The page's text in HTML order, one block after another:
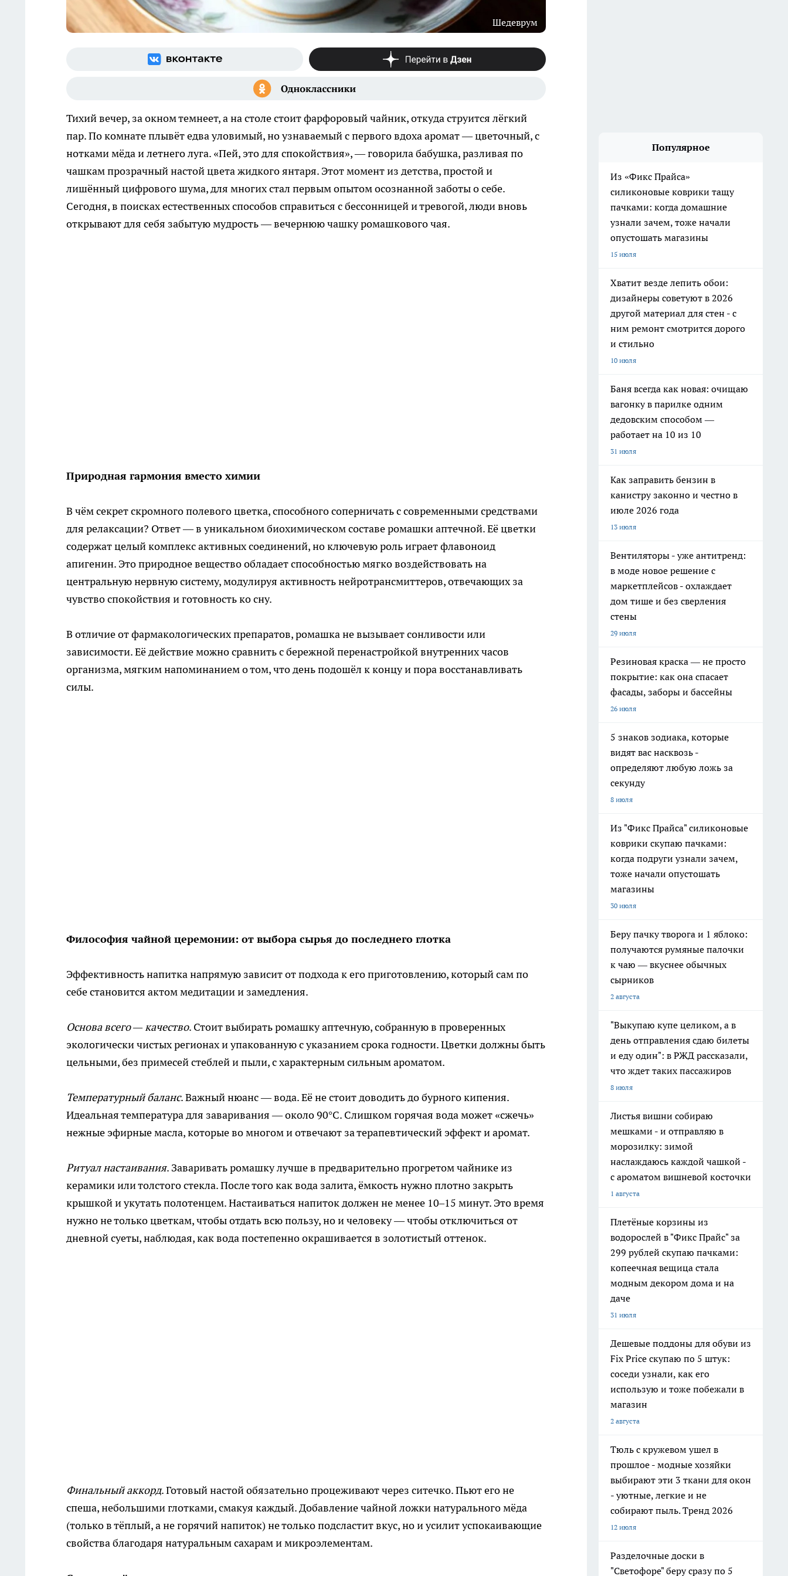
Шедеврум
Тихий вечер, за окном темнеет, а на столе стоит фарфоровый чайник, откуда струится лёгкий
пар. По комнате плывёт едва уловимый, но узнаваемый с первого вдоха аромат — цветочный, с
нотками мёда и летнего луга. «Пей, это для спокойствия», — говорила бабушка, разливая по
чашкам прозрачный настой цвета жидкого янтаря. Этот момент из детства, простой и
лишённый цифрового шума, для многих стал первым опытом осознанной заботы о себе.
Сегодня, в поисках естественных способов справиться с бессонницей и тревогой, люди вновь
открывают для себя забытую мудрость — вечернюю чашку ромашкового чая.
Природная гармония вместо химии
В чём секрет скромного полевого цветка, способного соперничать с современными средствами
для релаксации? Ответ — в уникальном биохимическом составе ромашки аптечной. Её цветки
содержат целый комплекс активных соединений, но ключевую роль играет флавоноид
апигенин. Это природное вещество обладает способностью мягко воздействовать на
центральную нервную систему, модулируя активность нейротрансмиттеров, отвечающих за
чувство спокойствия и готовность ко сну.
В отличие от фармакологических препаратов, ромашка не вызывает сонливости или
зависимости. Её действие можно сравнить с бережной перенастройкой внутренних часов
организма, мягким напоминанием о том, что день подошёл к концу и пора восстанавливать
силы.
Философия чайной церемонии: от выбора сырья до последнего глотка
Эффективность напитка напрямую зависит от подхода к его приготовлению, который сам по
себе становится актом медитации и замедления.
Основа всего — качество. Стоит выбирать ромашку аптечную, собранную в проверенных
экологически чистых регионах и упакованную с указанием срока годности. Цветки должны быть
цельными, без примесей стеблей и пыли, с характерным сильным ароматом.
Температурный баланс. Важный нюанс — вода. Её не стоит доводить до бурного кипения.
Идеальная температура для заваривания — около 90°C. Слишком горячая вода может «сжечь»
нежные эфирные масла, которые во многом и отвечают за терапевтический эффект и аромат.
Ритуал настаивания. Заваривать ромашку лучше в предварительно прогретом чайнике из
керамики или толстого стекла. После того как вода залита, ёмкость нужно плотно закрыть
крышкой и укутать полотенцем. Настаиваться напиток должен не менее 10–15 минут. Это время
нужно не только цветкам, чтобы отдать всю пользу, но и человеку — чтобы отключиться от
дневной суеты, наблюдая, как вода постепенно окрашивается в золотистый оттенок.
Финальный аккорд. Готовый настой обязательно процеживают через ситечко. Пьют его не
спеша, небольшими глотками, смакуя каждый. Добавление чайной ложки натурального мёда
(только в тёплый, а не горячий напиток) не только подсластит вкус, но и усилит успокаивающие
свойства благодаря натуральным сахарам и микроэлементам.
Популярное
Из «Фикс Прайса»
силиконовые коврики тащу
пачками: когда домашние
узнали зачем, тоже начали
опустошать магазины
15 июля
Хватит везде лепить обои:
дизайнеры советуют в 2026
другой материал для стен - с
ним ремонт смотрится дорого
и стильно
10 июля
Баня всегда как новая: очищаю
вагонку в парилке одним
дедовским способом —
работает на 10 из 10
31 июля
Как заправить бензин в
канистру законно и честно в
июле 2026 года
13 июля
Вентиляторы - уже антитренд:
в моде новое решение с
маркетплейсов - охлаждает
дом тише и без сверления
стены
29 июля
Резиновая краска — не просто
покрытие: как она спасает
фасады, заборы и бассейны
26 июля
5 знаков зодиака, которые
видят вас насквозь -
определяют любую ложь за
секунду
8 июля
Из "Фикс Прайса" силиконовые
коврики скупаю пачками:
когда подруги узнали зачем,
тоже начали опустошать
магазины
30 июля
Беру пачку творога и 1 яблоко:
получаются румяные палочки
к чаю — вкуснее обычных
сырников
2 августа
"Выкупаю купе целиком, а в
день отправления сдаю билеты
и еду один": в РЖД рассказали,
что ждет таких пассажиров
8 июля
Листья вишни собираю
мешками - и отправляю в
морозилку: зимой
наслаждаюсь каждой чашкой -
с ароматом вишневой косточки
1 августа
Плетёные корзины из
водорослей в "Фикс Прайс" за
299 рублей скупаю пачками:
копеечная вещица стала
модным декором дома и на
даче
31 июля
Дешевые поддоны для обуви из
Fix Price скупаю по 5 штук:
соседи узнали, как его
использую и тоже побежали в
магазин
2 августа
Тюль с кружевом ушел в
прошлое - модные хозяйки
выбирают эти 3 ткани для окон
- уютные, легкие и не
собирают пыль. Тренд 2026
12 июля
Разделочные доски в
"Светофоре" беру сразу по 5